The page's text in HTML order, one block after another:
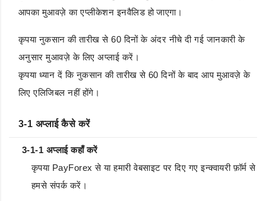
आपका मुआवज़े का एप्लीकेशन इनवैलिड हो जाएगा।
कृपया नुकसान की तारीख से 60 दिनों के अंदर नीचे दी गई जानकारी के
अनुसार मुआवज़े के लिए अप्लाई करें।
कृपया ध्यान दें कि नुकसान की तारीख से 60 दिनों के बाद आप मुआवज़े के
लिए एलिजिबल नहीं होंगे।
3-1 अप्लाई कैसे करें
3-1-1 अप्लाई कहाँ करें
कृपया PayForex से या हमारी वेबसाइट पर दिए गए इन्क्वायरी फ़ॉर्म से
हमसे संपर्क करें।